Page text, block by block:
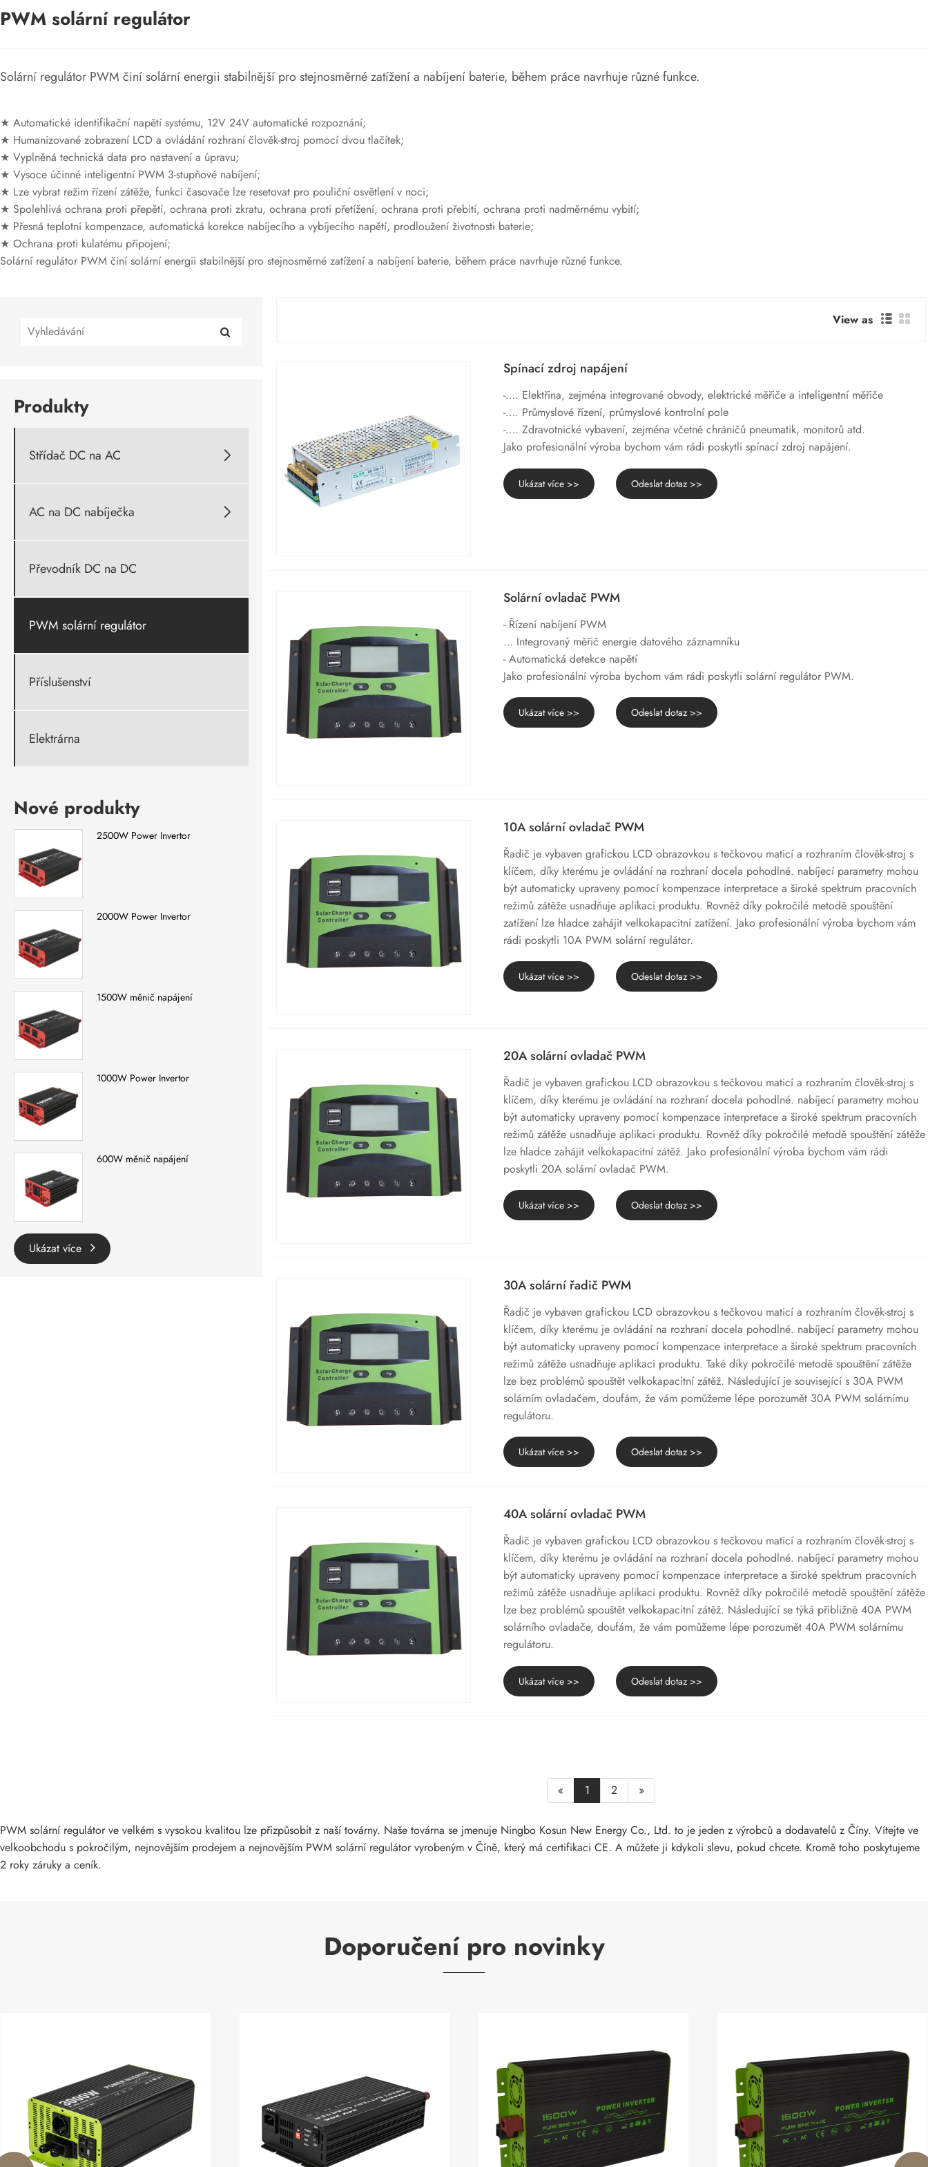
PWM solární regulátor
Solární regulátor PWM činí solární energii stabilnější pro stejnosměrné zatížení a nabíjení baterie, během práce navrhuje různé funkce.
★ Automatické identifikační napětí systému, 12V 24V automatické rozpoznání;
★ Humanizované zobrazení LCD a ovládání rozhraní člověk-stroj pomocí dvou tlačítek;
★ Vyplněná technická data pro nastavení a úpravu;
★ Vysoce účinné inteligentní PWM 3-stupňové nabíjení;
★ Lze vybrat režim řízení zátěže, funkci časovače lze resetovat pro pouliční osvětlení v noci;
★ Spolehlivá ochrana proti přepětí, ochrana proti zkratu, ochrana proti přetížení, ochrana proti přebití, ochrana proti nadměrnému vybití;
★ Přesná teplotní kompenzace, automatická korekce nabíjecího a vybíjecího napětí, prodloužení životnosti baterie;
★ Ochrana proti kulatému připojení;
Solární regulátor PWM činí solární energii stabilnější pro stejnosměrné zatížení a nabíjení baterie, během práce navrhuje různé funkce.
Produkty
Střídač DC na AC 
AC na DC nabíječka 
Převodník DC na DC
PWM solární regulátor
Příslušenství
Elektrárna
Nové produkty
2500W Power Invertor
2000W Power Invertor
1500W měnič napájení
1000W Power Invertor
600W měnič napájení
Ukázat více
View as
Spínací zdroj napájení
-…. Elektřina, zejména integrované obvody, elektrické měřiče a inteligentní měřiče
-…. Průmyslové řízení, průmyslové kontrolní pole
-…. Zdravotnické vybavení, zejména včetně chráničů pneumatik, monitorů atd.
Jako profesionální výroba bychom vám rádi poskytli spínací zdroj napájení.
Ukázat více >> Odeslat dotaz >>
Solární ovladač PWM
- Řízení nabíjení PWM
… Integrovaný měřič energie datového záznamníku
- Automatická detekce napětí
Jako profesionální výroba bychom vám rádi poskytli solární regulátor PWM.
Ukázat více >> Odeslat dotaz >>
10A solární ovladač PWM
Řadič je vybaven grafickou LCD obrazovkou s tečkovou maticí a rozhraním člověk-stroj s
klíčem, díky kterému je ovládání na rozhraní docela pohodlné. nabíjecí parametry mohou
být automaticky upraveny pomocí kompenzace interpretace a široké spektrum pracovních
režimů zátěže usnadňuje aplikaci produktu. Rovněž díky pokročilé metodě spouštění
zatížení lze hladce zahájit velkokapacitní zatížení. Jako profesionální výroba bychom vám
rádi poskytli 10A PWM solární regulátor.
Ukázat více >> Odeslat dotaz >>
20A solární ovladač PWM
Řadič je vybaven grafickou LCD obrazovkou s tečkovou maticí a rozhraním člověk-stroj s
klíčem, díky kterému je ovládání na rozhraní docela pohodlné. nabíjecí parametry mohou
být automaticky upraveny pomocí kompenzace interpretace a široké spektrum pracovních
režimů zátěže usnadňuje aplikaci produktu. Rovněž díky pokročilé metodě spouštění zátěže
lze hladce zahájit velkokapacitní zátěž. Jako profesionální výroba bychom vám rádi
poskytli 20A solární ovladač PWM.
Ukázat více >> Odeslat dotaz >>
30A solární řadič PWM
Řadič je vybaven grafickou LCD obrazovkou s tečkovou maticí a rozhraním člověk-stroj s
klíčem, díky kterému je ovládání na rozhraní docela pohodlné. nabíjecí parametry mohou
být automaticky upraveny pomocí kompenzace interpretace a široké spektrum pracovních
režimů zátěže usnadňuje aplikaci produktu. Také díky pokročilé metodě spouštění zátěže
lze bez problémů spouštět velkokapacitní zátěž. Následující je související s 30A PWM
solárním ovladačem, doufám, že vám pomůžeme lépe porozumět 30A PWM solárnímu
regulátoru.
Ukázat více >> Odeslat dotaz >>
40A solární ovladač PWM
Řadič je vybaven grafickou LCD obrazovkou s tečkovou maticí a rozhraním člověk-stroj s
klíčem, díky kterému je ovládání na rozhraní docela pohodlné. nabíjecí parametry mohou
být automaticky upraveny pomocí kompenzace interpretace a široké spektrum pracovních
režimů zátěže usnadňuje aplikaci produktu. Rovněž díky pokročilé metodě spouštění zátěže
lze bez problémů spouštět velkokapacitní zátěž. Následující se týká přibližně 40A PWM
solárního ovladače, doufám, že vám pomůžeme lépe porozumět 40A PWM solárnímu
regulátoru.
Ukázat více >> Odeslat dotaz >>
« 1 2 »
PWM solární regulátor ve velkém s vysokou kvalitou lze přizpůsobit z naší továrny. Naše továrna se jmenuje Ningbo Kosun New Energy Co., Ltd. to je jeden z výrobců a dodavatelů z Číny. Vítejte ve
velkoobchodu s pokročilým, nejnovějším prodejem a nejnovějším PWM solární regulátor vyrobeným v Číně, který má certifikaci CE. A můžete ji kdykoli slevu, pokud chcete. Kromě toho poskytujeme
2 roky záruky a ceník.
Doporučení pro novinky